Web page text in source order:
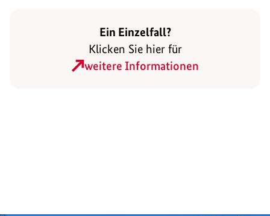
Ein Einzelfall?
Klicken Sie hier für
weitere Informationen